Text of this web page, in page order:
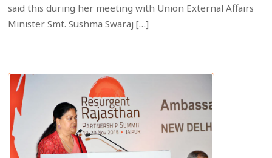
said this during her meeting with Union External Affairs
Minister Smt. Sushma Swaraj […]